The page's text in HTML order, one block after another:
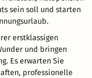
sein soll und starten
erstklassigen
und bringen
Es erwarten Sie
professionelle